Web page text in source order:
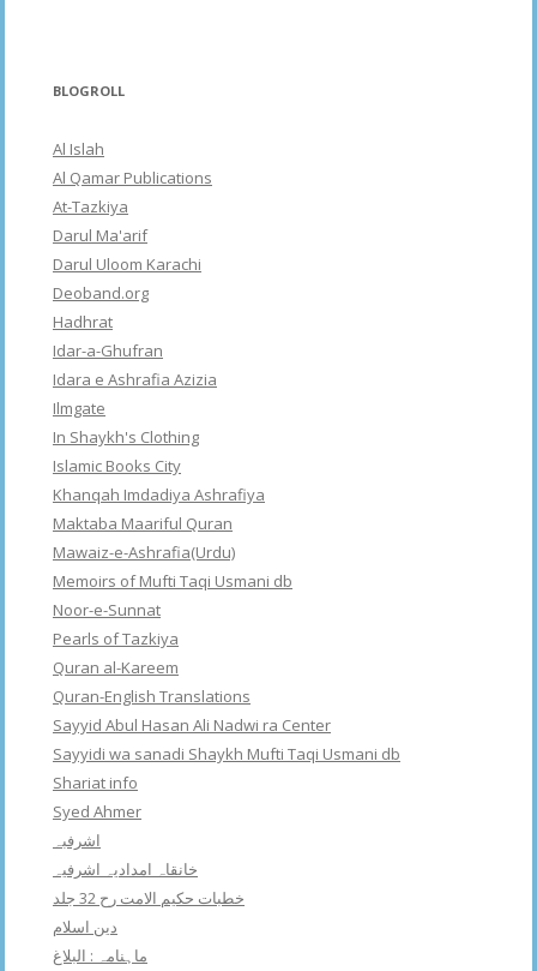
BLOGROLL
Al Islah
Al Qamar Publications
At-Tazkiya
Darul Ma'arif
Darul Uloom Karachi
Deoband.org
Hadhrat
Idar-a-Ghufran
Idara e Ashrafia Azizia
Ilmgate
In Shaykh's Clothing
Islamic Books City
Khanqah Imdadiya Ashrafiya
Maktaba Maariful Quran
Mawaiz-e-Ashrafia(Urdu)
Memoirs of Mufti Taqi Usmani db
Noor-e-Sunnat
Pearls of Tazkiya
Quran al-Kareem
Quran-English Translations
Sayyid Abul Hasan Ali Nadwi ra Center
Sayyidi wa sanadi Shaykh Mufti Taqi Usmani db
Shariat info
Syed Ahmer
اشرفبہ
خانقاہ امدادیہ اشرفیہ
خطبات حکیم الامت رح 32 جلد
دین اسلام
ماہنامہ : البلاغ